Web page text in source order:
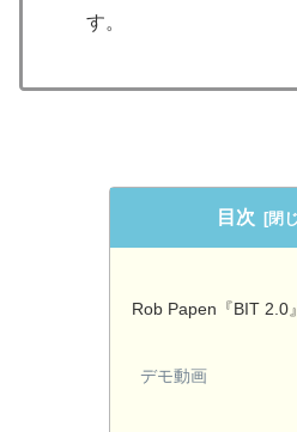
す。
目次
Rob Papen『BIT 2.0』
デモ動画